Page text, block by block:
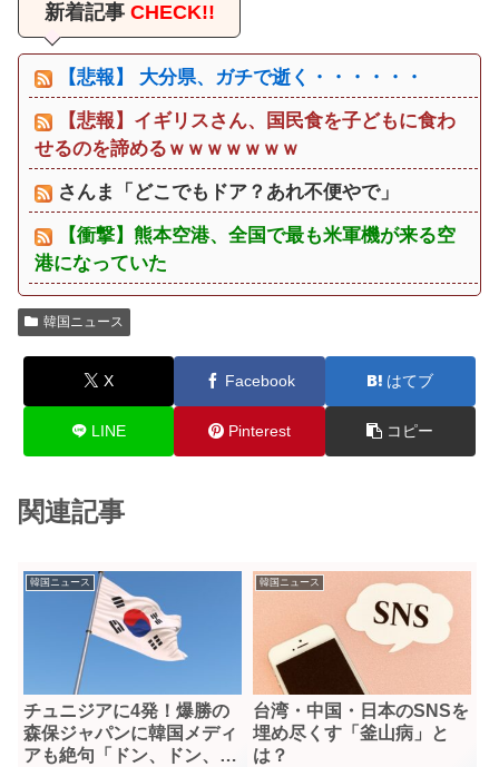
新着記事CHECK!!
【悲報】 大分県、ガチで逝く・・・・・・
【悲報】イギリスさん、国民食を子どもに食わ
せるのを諦めるｗｗｗｗｗｗｗ
さんま「どこでもドア？あれ不便やで」
【衝撃】熊本空港、全国で最も米軍機が来る空
港になっていた
韓国ニュース
X Facebook はてブ
LINE Pinterest コピー
関連記事
韓国ニュース
チュニジアに4発！爆勝の
森保ジャパンに韓国メディ
アも絶句「ドン、ドン、ド
韓国ニュース
台湾・中国・日本のSNSを
埋め尽くす「釜山病」と
は？